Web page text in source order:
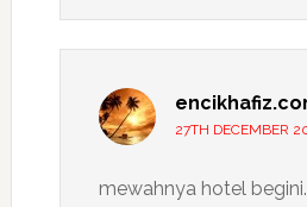
27TH DECEMBER
mewahnya hotel